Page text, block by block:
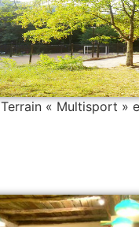
Terrain « Multisport »